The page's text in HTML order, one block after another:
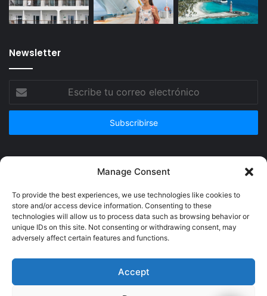
Manage Consent
To provide the best experiences, we use technologies like cookies to
store and/or access device information. Consenting to these
technologies will allow us to process data such as browsing behavior or
unique IDs on this site. Not consenting or withdrawing consent, may
adversely affect certain features and functions.
Accept
Newsletter
correo